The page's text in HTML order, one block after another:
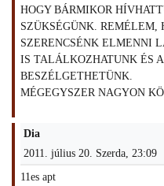
HOGY BÁRMIKOR
SZÜKSÉGÜNK. REMÉLEM,
SZERENCSÉNK ELMENNI
IS TALÁLKOZHATUNK ÉS
BESZÉLGETHETÜNK.
MÉGEGYSZER NAGYON
Dia
2011. július 20. Szerda, 23:09
11es apt